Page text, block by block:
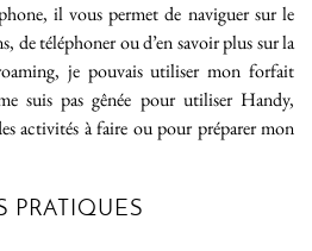
il vous permet de naviguer sur le
de téléphoner ou d’en savoir plus sur la
je pouvais utiliser mon forfait
suis pas gênée pour utiliser Handy,
activités à faire ou pour préparer mon
PRATIQUES